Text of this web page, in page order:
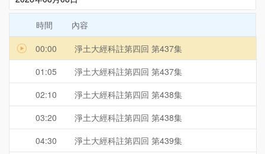
時間
內容
00:00
淨土大經科註第四回 第437集
01:05
淨土大經科註第四回 第437集
02:10
淨土大經科註第四回 第438集
03:20
淨土大經科註第四回 第438集
04:30
淨土大經科註第四回 第439集